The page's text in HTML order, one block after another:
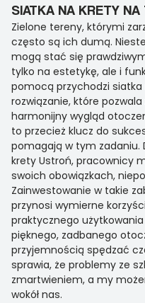
SIATKA NA KRETY
Zielone tereny, którymi
często są ich dumą.
mogą stać się
tylko na estetykę, ale i
pomocą przychodzi
rozwiązanie, które
harmonijny wygląd
to przecież klucz do
pomagają w tym zadaniu.
krety Ustroń, pracownicy
swoich obowiązkach,
Zainwestowanie w takie
przynosi wymierne
praktycznego
pięknego, zadbanego
przyjemnością spędzać
sprawia, że problemy ze
zmartwieniem, a my
wokół nas.